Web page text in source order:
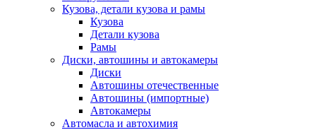
Кузова, детали кузова и рамы
Кузова
Детали кузова
Рамы
Диски, автошины и автокамеры
Диски
Автошины отечественные
Автошины (импортные)
Автокамеры
Автомасла и автохимия